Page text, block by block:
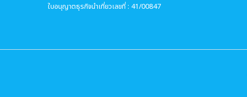
ใบอนุญาตธุรกิจนำเที่ยวเลขที่ : 41/00847